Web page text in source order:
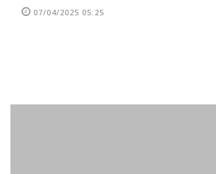
07/04/2025 05:25